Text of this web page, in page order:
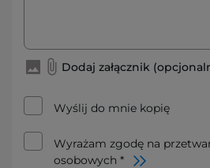
Dodaj załącznik
Wyślij do mnie kopię
Wyrażam zgodę na
osobowych *